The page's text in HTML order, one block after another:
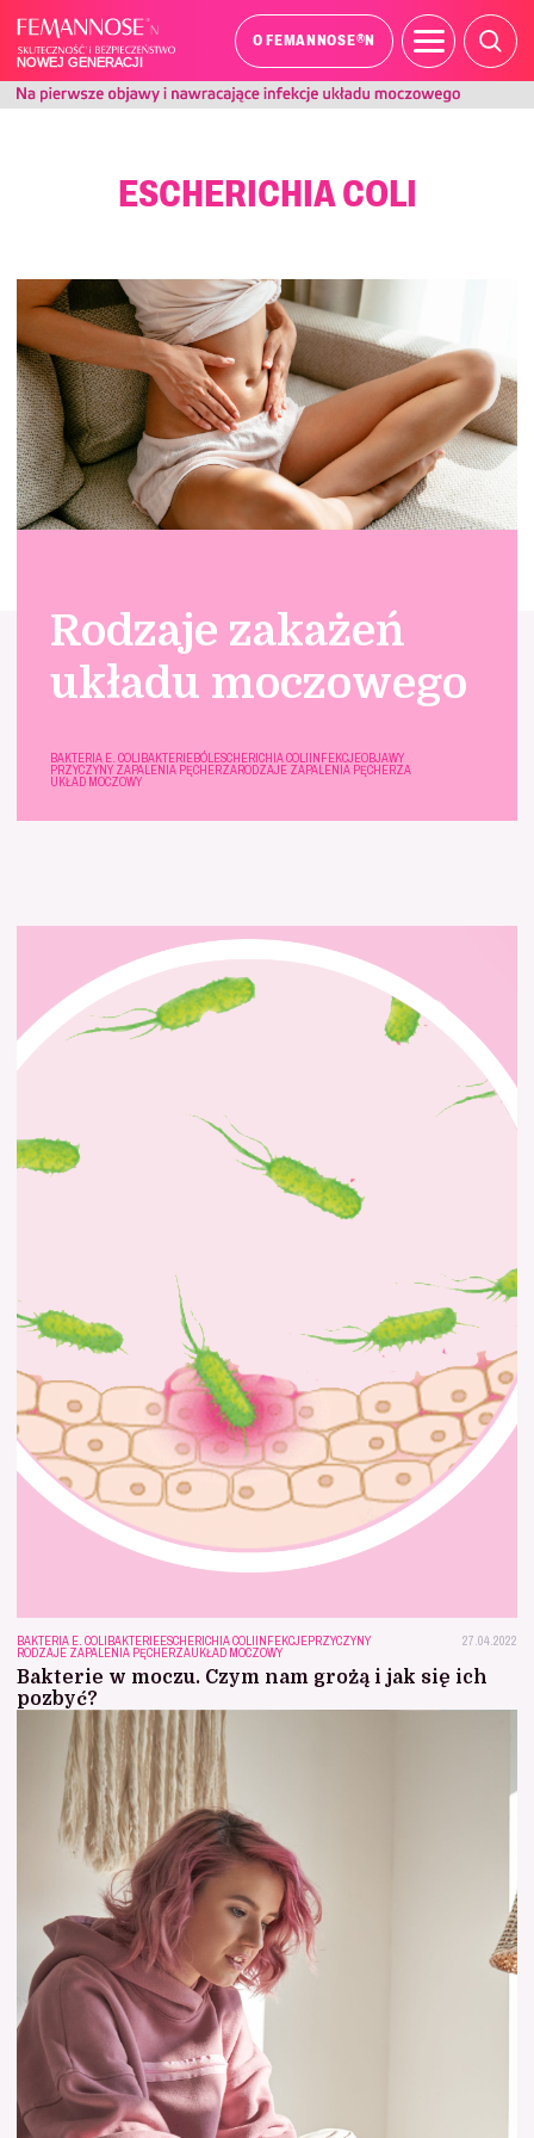
O FEMANNOSE®N
ESCHERICHIA COLI
Rodzaje zakażeń
układu moczowego
BAKTERIA E. COLIBAKTERIEBÓLESCHERICHIA COLIINFEKCJEOBJAWY
PRZYCZYNY ZAPALENIA PĘCHERZARODZAJE ZAPALENIA PĘCHERZA
UKŁAD MOCZOWY
BAKTERIA E. COLIBAKTERIEESCHERICHIA COLIINFEKCJEPRZYCZYNY
RODZAJE ZAPALENIA PĘCHERZAUKŁAD MOCZOWY
27.04.2022
Bakterie w moczu. Czym nam grożą i jak się ich
pozbyć?